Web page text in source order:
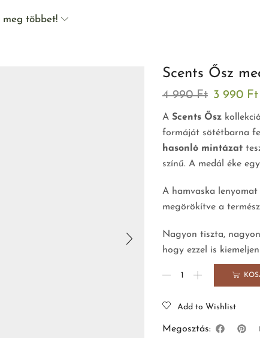
meg többet!
Scents Ősz
4 990Ft 3 990 Ft
A Scents Ősz
formáját sötétbarna
hasonló mintázat
színű. A medál éke
A hamvaska lenyomat
megörökítve a
Nagyon tiszta,
hogy ezzel is
Add to Wishlist
Megosztás: